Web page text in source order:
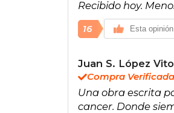
Recibido hoy.
16 Esta
Juan S. López
Compra Verificada
Una obra escrita
cancer. Donde